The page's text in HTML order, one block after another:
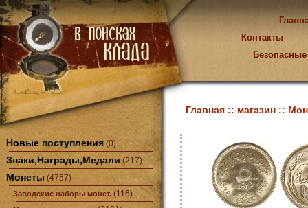
Контакты
Новые поступления (0)
Знаки,Награды,Медали (217)
Монеты (4757)
Заводские наборы монет. (116)
Главная :: магазин ::